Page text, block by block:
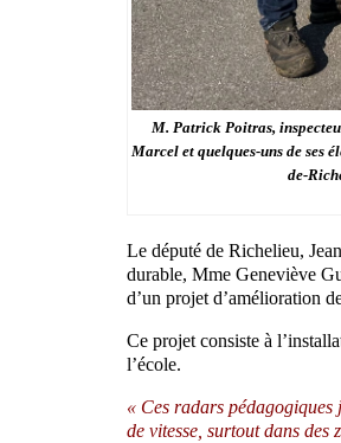
M. Patrick Poitras,
Marcel et quelques-uns de ses
de-
Le député de Richelieu,
durable, Mme Geneviève
d’un projet d’amélioration
Ce projet consiste à
l’école.
« Ces radars
de vitesse, surtout dans des